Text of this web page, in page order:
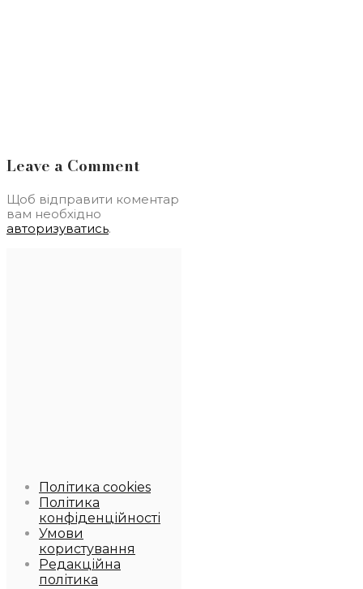
Leave a Comment
Щоб відправити коментар
вам необхідно
авторизуватись.
Політика cookies
Політика
конфіденційності
Умови
користування
Редакційна
політика